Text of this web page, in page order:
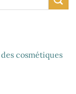
cosmétiques